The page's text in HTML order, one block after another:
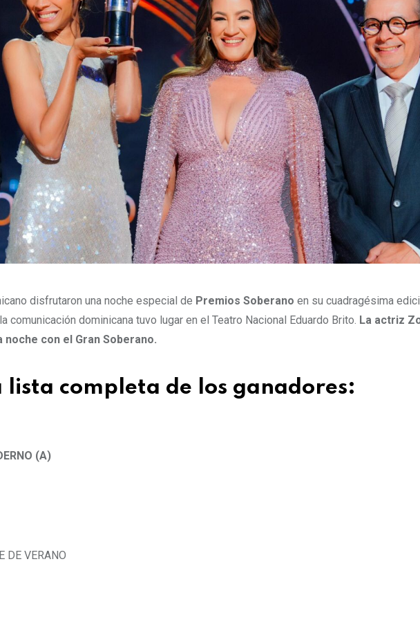
n
disfrutaron una noche especial de Premios Soberano en su cuadragésima
comunicación dominicana tuvo lugar en el Teatro Nacional Eduardo Brito. La actriz
noche con el Gran Soberano.
completa de los ganadores:
(A)
DE VERANO